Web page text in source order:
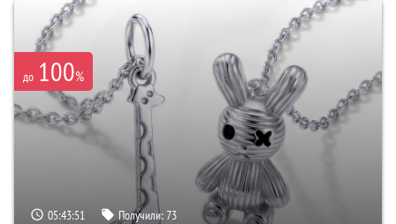
до 100%
05:43:50 Получили:73